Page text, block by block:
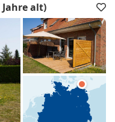
Jahre alt)